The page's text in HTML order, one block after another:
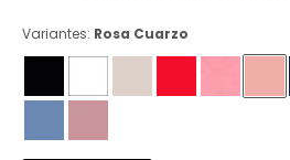
Variantes: Rosa Cuarzo